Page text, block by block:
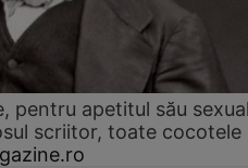
pentru apetitul său
scriitor, toate cocotele